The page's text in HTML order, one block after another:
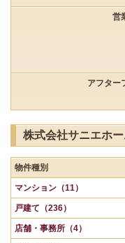
営
アフター
株式会社サニエホ
物件種別
マンション（11）
戸建て（236）
店舗・事務所（4）